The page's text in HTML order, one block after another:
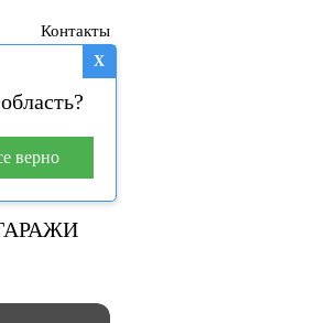
Контакты
(4)
981-31-01
X
верно